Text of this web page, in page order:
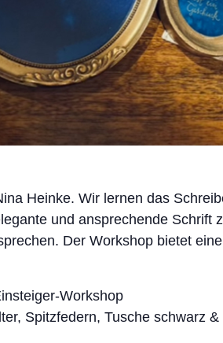
Heinke. Wir lernen das
und ansprechende Schrift
Der Workshop bietet
Workshop
Spitzfedern, Tusche schwarz